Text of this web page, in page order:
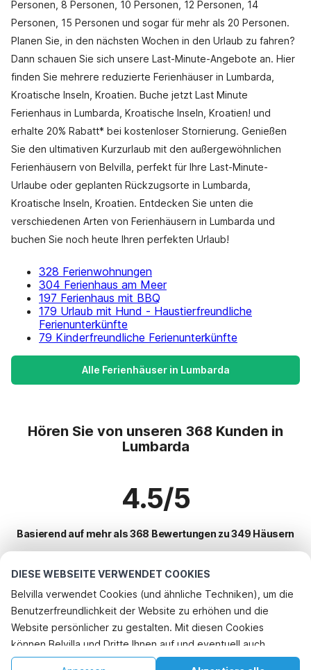
DIESE WEBSEITE VERWENDET COOKIES
Belvilla verwendet Cookies (und ähnliche Techniken), um die
Benutzerfreundlichkeit der Website zu erhöhen und die
Website persönlicher zu gestalten. Mit diesen Cookies
können Belvilla und Dritte Ihnen auf und eventuell auch
außerhalb unserer Website folgen, um Werbung Ihren
Personen, 8 Personen, 10 Personen, 12 Personen, 14
Personen, 15 Personen und sogar für mehr als 20 Personen.
Planen Sie, in den nächsten Wochen in den Urlaub zu fahren?
Dann schauen Sie sich unsere Last-Minute-Angebote an. Hier
finden Sie mehrere reduzierte Ferienhäuser in Lumbarda,
Kroatische Inseln, Kroatien. Buche jetzt Last Minute
Ferienhaus in Lumbarda, Kroatische Inseln, Kroatien! und
erhalte 20% Rabatt* bei kostenloser Stornierung. Genießen
Sie den ultimativen Kurzurlaub mit den außergewöhnlichen
Ferienhäusern von Belvilla, perfekt für Ihre Last-Minute-
Urlaube oder geplanten Rückzugsorte in Lumbarda,
Kroatische Inseln, Kroatien. Entdecken Sie unten die
verschiedenen Arten von Ferienhäusern in Lumbarda und
buchen Sie noch heute Ihren perfekten Urlaub!
328 Ferienwohnungen
304 Ferienhaus am Meer
197 Ferienhaus mit BBQ
179 Urlaub mit Hund - Haustierfreundliche
Ferienunterkünfte
79 Kinderfreundliche Ferienunterkünfte
Alle Ferienhäuser in Lumbarda
Hören Sie von unseren 368 Kunden in
Lumbarda
4.5/5
Basierend auf mehr als 368 Bewertungen zu 349 Häusern
Beliebteste Reiseziele für Urlaub
Top-Städte mit Top-Annehmlichkeiten für den Urlaub
Ferienwohnungen okuklje
Ferienwohnungen saplunara
Beliebte Ausstattungen für Urlaub in Lumbarda
Ferienwohnungen
Rufen Sie an, um zu buchen